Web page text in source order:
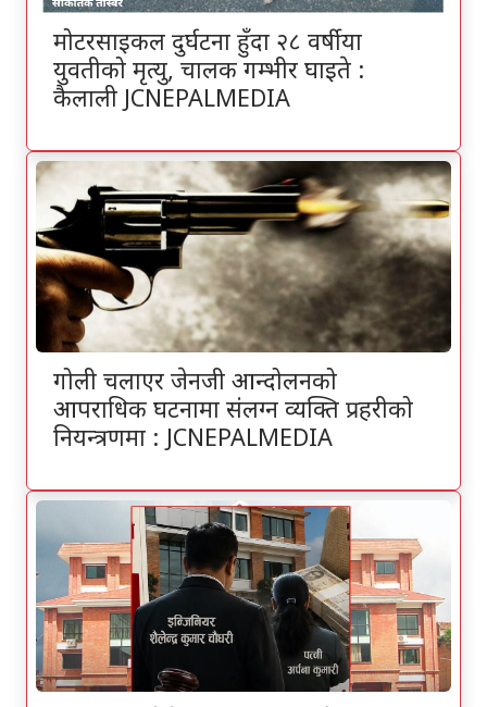
मोटरसाइकल दुर्घटना हुँदा २८ वर्षीया
युवतीको मृत्यु, चालक गम्भीर घाइते :
कैलाली JCNEPALMEDIA
गोली चलाएर जेनजी आन्दोलनको
आपराधिक घटनामा संलग्न व्यक्ति प्रहरीको
नियन्त्रणमा : JCNEPALMEDIA